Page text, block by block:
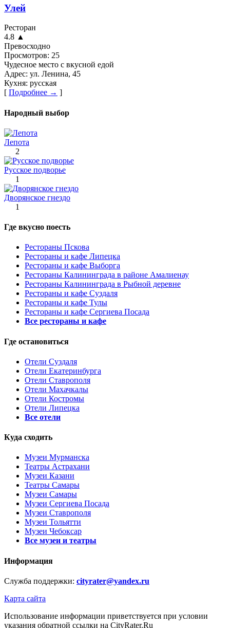
Улей
Ресторан
4.8 ▲
Превосходно
Просмотров: 25
Чудесное место с вкусной едой
Адрес: ул. Ленина, 45
Кухня: русская
[ Подробнее → ]
Народный выбор
Лепота
2
Русское подворье
1
Дворянское гнездо
1
Где вкусно поесть
Рестораны Пскова
Рестораны и кафе Липецка
Рестораны и кафе Выборга
Рестораны Калининграда в районе Амалиенау
Рестораны Калининграда в Рыбной деревне
Рестораны и кафе Суздаля
Рестораны и кафе Тулы
Рестораны и кафе Сергиева Посада
Все рестораны и кафе
Где остановиться
Отели Суздаля
Отели Екатеринбурга
Отели Ставрополя
Отели Махачкалы
Отели Костромы
Отели Липецка
Все отели
Куда сходить
Музеи Мурманска
Театры Астрахани
Музеи Казани
Театры Самары
Музеи Самары
Музеи Сергиева Посада
Музеи Ставрополя
Музеи Тольятти
Музеи Чебоксар
Все музеи и театры
Информация
Служба поддержки: cityrater@yandex.ru
Карта сайта
Использование информации приветствуется при условии
указания обратной ссылки на CityRater.Ru